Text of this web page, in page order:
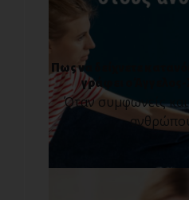
Πως να δείχνετε
γράφει ο
Όταν συμφωνείς